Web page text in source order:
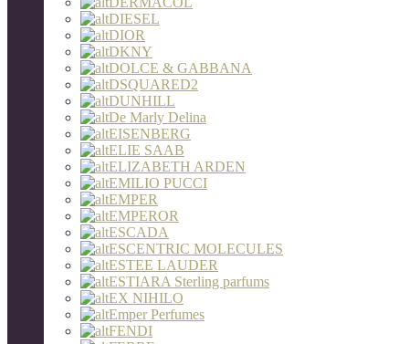
DIESEL
DIOR
DKNY
DOLCE & GABBANA
DSQUARED2
DUNHILL
De Marly Delina
EISENBERG
ELIE SAAB
ELIZABETH ARDEN
EMILIO PUCCI
EMPER
EMPEROR
ESCADA
ESCENTRIC MOLECULES
ESTEE LAUDER
ESTIARA Sterling parfums
EX NIHILO
Emper Perfumes
FENDI